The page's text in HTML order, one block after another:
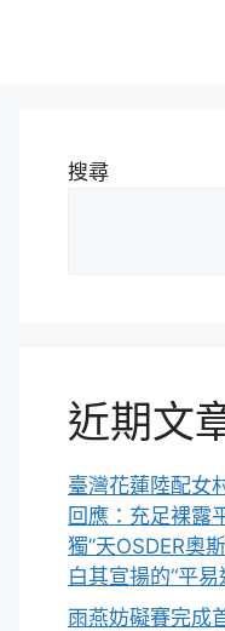
搜尋
近期文
臺灣花蓮陸配女
回應：充足裸露
獨”天OSDER奧
白其宣揚的“平易
雨燕妨礙賽完成